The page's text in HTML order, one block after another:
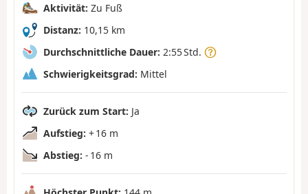
Aktivität: Zu Fuß
Distanz: 10,15 km
Durchschnittliche Dauer: 2:55 Std.
Schwierigkeitsgrad: Mittel
Zurück zum Start: Ja
Aufstieg: + 16 m
Abstieg: - 16 m